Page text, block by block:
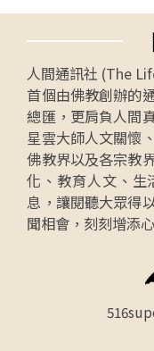
人間通訊社 (The
首個由佛教創辦的
總匯，更肩負人間
星雲大師人文關懷
佛教界以及各宗教
化、教育人文、生
息，讓閱聽大眾得
聞相會，刻刻增添